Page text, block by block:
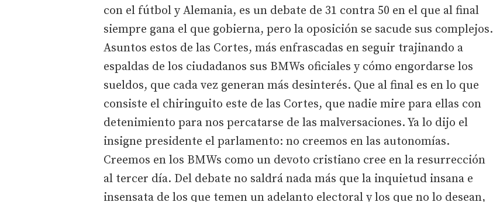
con el fútbol y Alemania, es un debate de 31 contra 50 en el que al final
siempre gana el que gobierna, pero la oposición se sacude sus complejos.
Asuntos estos de las Cortes, más enfrascadas en seguir trajinando a
espaldas de los ciudadanos sus BMWs oficiales y cómo engordarse los
sueldos, que cada vez generan más desinterés. Que al final es en lo que
consiste el chiringuito este de las Cortes, que nadie mire para ellas con
detenimiento para nos percatarse de las malversaciones. Ya lo dijo el
insigne presidente el parlamento: no creemos en las autonomías.
Creemos en los BMWs como un devoto cristiano cree en la resurrección
al tercer día. Del debate no saldrá nada más que la inquietud insana e
insensata de los que temen un adelanto electoral y los que no lo desean,